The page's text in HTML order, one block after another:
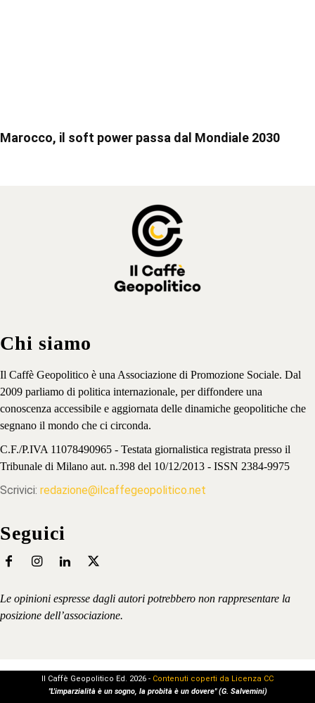
Marocco, il soft power passa dal Mondiale 2030
Chi siamo
Il Caffè Geopolitico è una Associazione di Promozione Sociale. Dal
2009 parliamo di politica internazionale, per diffondere una
conoscenza accessibile e aggiornata delle dinamiche geopolitiche che
segnano il mondo che ci circonda.
C.F./P.IVA 11078490965 - Testata giornalistica registrata presso il
Tribunale di Milano aut. n.398 del 10/12/2013 - ISSN 2384-9975
Scrivici: redazione@ilcaffegeopolitico.net
Seguici
Le opinioni espresse dagli autori potrebbero non rappresentare la
posizione dell’associazione.
Il Caffè Geopolitico Ed. 2026 - Contenuti coperti da Licenza CC
"L'imparzialità è un sogno, la probità è un dovere" (G. Salvemini)